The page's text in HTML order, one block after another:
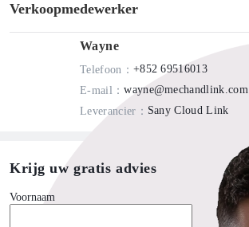
Verkoopmedewerker
Wayne
Telefoon ： +852 69516013
E-mail：wayne@mechandlink.com
Leverancier ： Sany Cloud Link
Krijg uw gratis advies
Voornaam